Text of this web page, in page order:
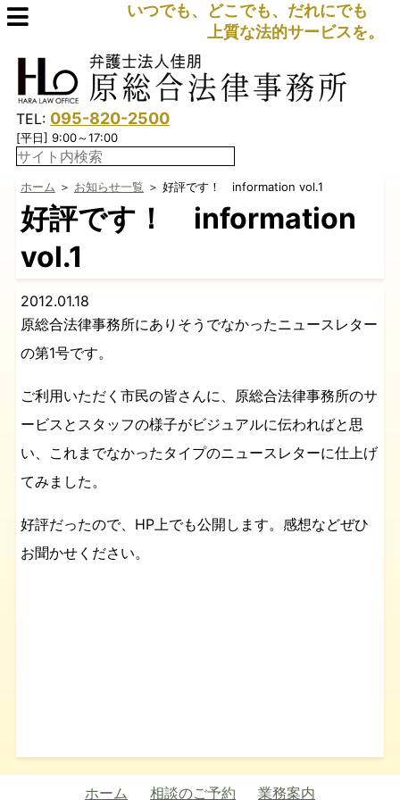
いつでも、どこでも、だれにでも
上質な法的サービスを。
TEL: 095-820-2500
[平日] 9:00～17:00
ホーム ＞ お知らせ一覧 ＞ 好評です！ information vol.1
好評です！ information
vol.1
2012.01.18
原総合法律事務所にありそうでなかったニュースレター
の第1号です。
ご利用いただく市民の皆さんに、原総合法律事務所のサ
ービスとスタッフの様子がビジュアルに伝わればと思
い、これまでなかったタイプのニュースレターに仕上げ
てみました。
好評だったので、HP上でも公開します。感想などぜひ
お聞かせください。
ホーム 相談のご予約 業務案内